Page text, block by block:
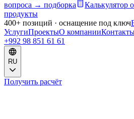
вопроса → подборка
Калькулятор
продукты
400+ позиций · оснащение под ключ
УслугиПроектыО компании
+992 98 851 61 61
RU
Получить расчёт